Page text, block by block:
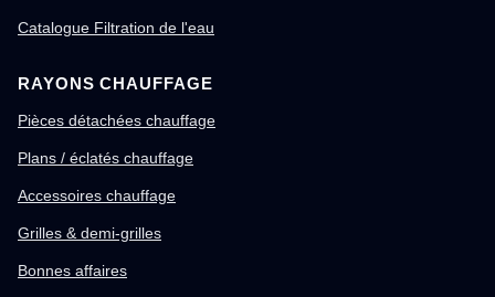
Catalogue Filtration de l'eau
RAYONS CHAUFFAGE
Pièces détachées chauffage
Plans / éclatés chauffage
Accessoires chauffage
Grilles & demi-grilles
Bonnes affaires